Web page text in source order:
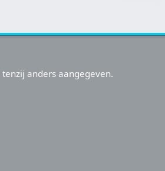
tenzij anders aangegeven.